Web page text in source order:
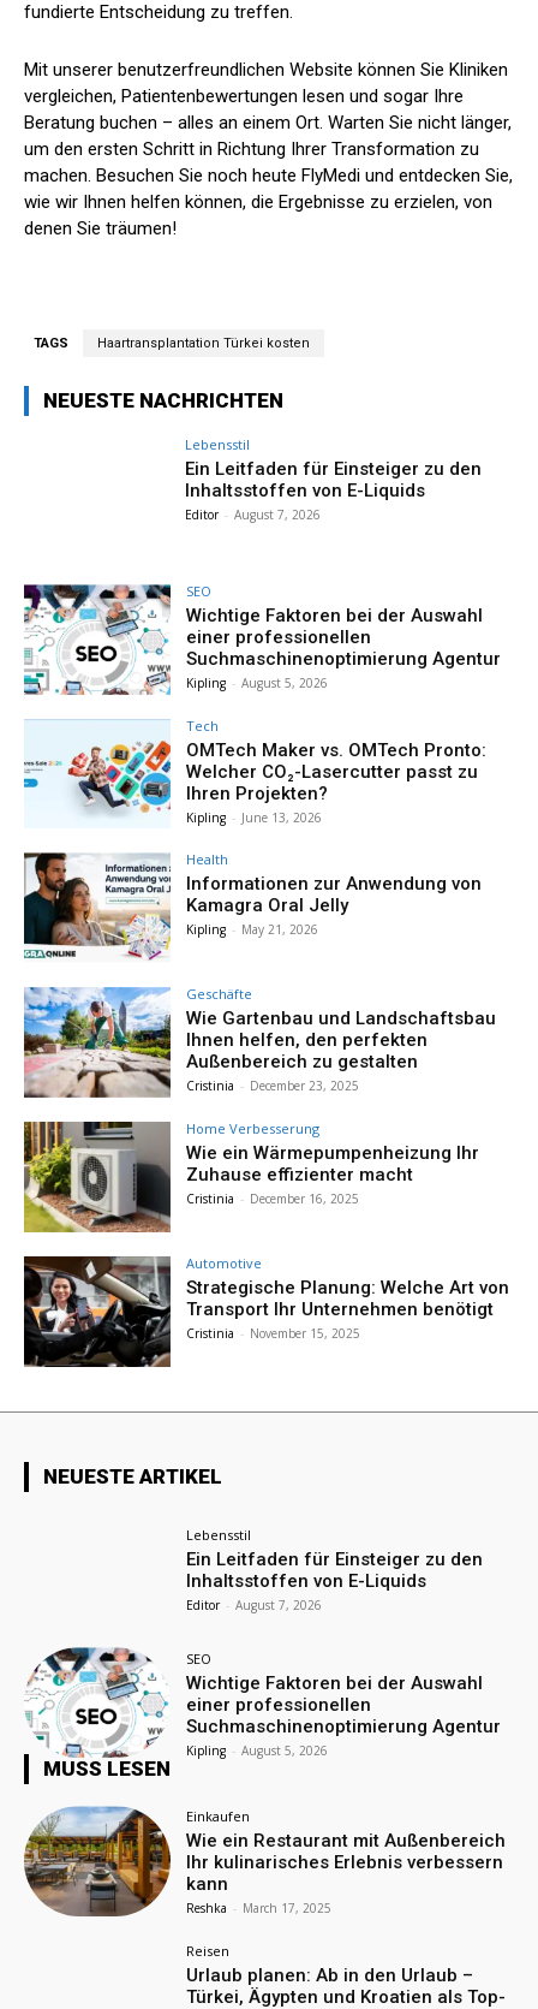
fundierte Entscheidung zu treffen.
Mit unserer benutzerfreundlichen Website können Sie Kliniken
vergleichen, Patientenbewertungen lesen und sogar Ihre
Beratung buchen – alles an einem Ort. Warten Sie nicht länger,
um den ersten Schritt in Richtung Ihrer Transformation zu
machen. Besuchen Sie noch heute FlyMedi und entdecken Sie,
wie wir Ihnen helfen können, die Ergebnisse zu erzielen, von
denen Sie träumen!
TAGS Haartransplantation Türkei kosten
NEUESTE NACHRICHTEN
Lebensstil
Ein Leitfaden für Einsteiger zu den
Inhaltsstoffen von E-Liquids
Editor - August 7, 2026
SEO
Wichtige Faktoren bei der Auswahl
einer professionellen
Suchmaschinenoptimierung Agentur
Kipling - August 5, 2026
Tech
OMTech Maker vs. OMTech Pronto:
Welcher CO₂-Lasercutter passt zu
Ihren Projekten?
Kipling - June 13, 2026
Health
Informationen zur Anwendung von
Kamagra Oral Jelly
Kipling - May 21, 2026
Geschäfte
Wie Gartenbau und Landschaftsbau
Ihnen helfen, den perfekten
Außenbereich zu gestalten
Cristinia - December 23, 2025
Home Verbesserung
Wie ein Wärmepumpenheizung Ihr
Zuhause effizienter macht
Cristinia - December 16, 2025
Automotive
Strategische Planung: Welche Art von
Transport Ihr Unternehmen benötigt
Cristinia - November 15, 2025
NEUESTE ARTIKEL
Lebensstil
Ein Leitfaden für Einsteiger zu den
Inhaltsstoffen von E-Liquids
Editor - August 7, 2026
SEO
Wichtige Faktoren bei der Auswahl
einer professionellen
Suchmaschinenoptimierung Agentur
Kipling - August 5, 2026
MUSS LESEN
Einkaufen
Wie ein Restaurant mit Außenbereich
Ihr kulinarisches Erlebnis verbessern
kann
Reshka - March 17, 2025
Reisen
Urlaub planen: Ab in den Urlaub –
Türkei, Ägypten und Kroatien als Top-